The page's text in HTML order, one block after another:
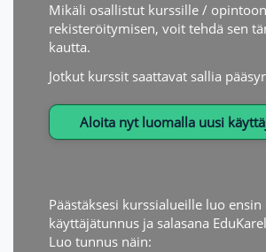
Mikäli osallistut kurssille /
rekisteröitymisen, voit tehdä sen
kautta.
Jotkut kurssit saattavat sallia
Aloita nyt luomalla uusi
Päästäksesi kurssialueille luo ensin
käyttäjätunnus ja salasana
Luo tunnus näin: